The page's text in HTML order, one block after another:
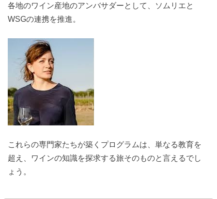
各地のワイン産地のアンバサダーとして、ソムリエと
WSGの連携を推進。
これらの専門家たちが築くプログラムは、単なる教育を
超え、ワインの知識を探求する旅そのものと言えるでし
ょう。